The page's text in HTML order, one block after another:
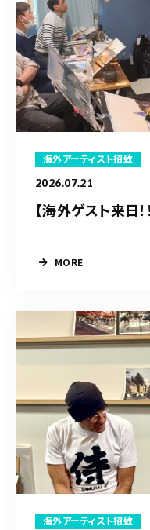
海外アーティスト招致
2026.07.21
【海外ゲスト来日
MORE
海外アーティスト招致